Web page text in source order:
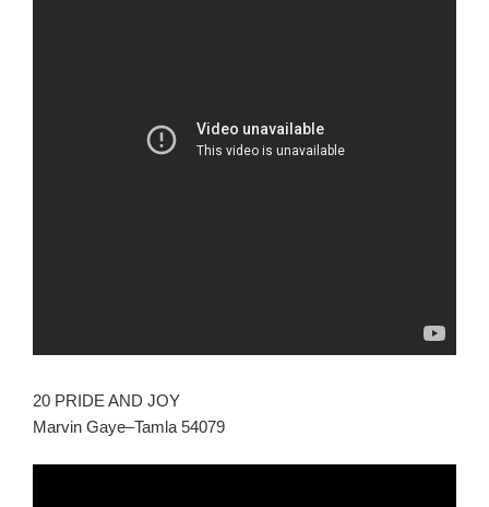
20 PRIDE AND JOY
Marvin Gaye–Tamla 54079